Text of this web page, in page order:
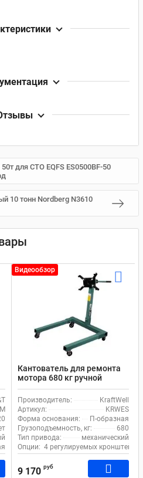
для СТО EQFS ES0500BF-50
10 тонн Nordberg N3610
Видеообзор
Кантователь для ремонта
мотора 680 кг ручной
KraftWell KRWES
Производитель:
KraftWell
Артикул:
KRWES
Форма основания:
П-образная
Грузоподъемность, кг:
680
Тип привода:
механический
Опции: 4 регулируемых кронштейна
9 170 руб